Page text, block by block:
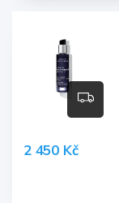
2 450 Kč